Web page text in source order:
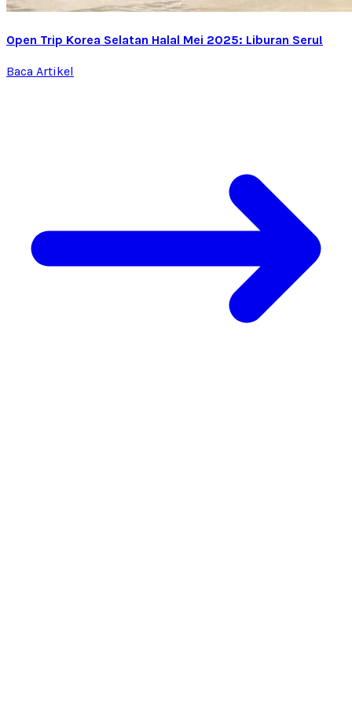
Open Trip Korea Selatan Halal Mei 2025: Liburan Seru!
Baca Artikel